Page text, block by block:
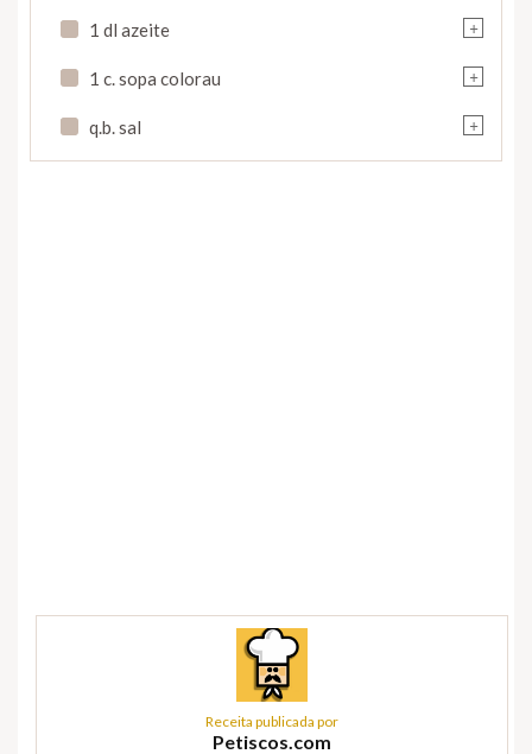
+
1 dl azeite
+
1 c. sopa colorau
+
q.b. sal
Receita publicada por
Petiscos.com